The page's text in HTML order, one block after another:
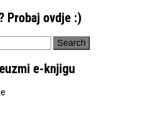
Probaj ovdje :)
e-knjigu